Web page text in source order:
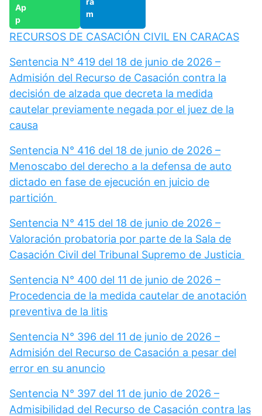
RECURSOS DE CASACIÓN CIVIL EN CARACAS
Sentencia N° 419 del 18 de junio de 2026 –
Admisión del Recurso de Casación contra la
decisión de alzada que decreta la medida
cautelar previamente negada por el juez de la
causa
Sentencia N° 416 del 18 de junio de 2026 –
Menoscabo del derecho a la defensa de auto
dictado en fase de ejecución en juicio de
partición
Sentencia N° 415 del 18 de junio de 2026 –
Valoración probatoria por parte de la Sala de
Casación Civil del Tribunal Supremo de Justicia
Sentencia N° 400 del 11 de junio de 2026 –
Procedencia de la medida cautelar de anotación
preventiva de la litis
Sentencia N° 396 del 11 de junio de 2026 –
Admisión del Recurso de Casación a pesar del
error en su anuncio
Sentencia N° 397 del 11 de junio de 2026 –
Admisibilidad del Recurso de Casación contra las